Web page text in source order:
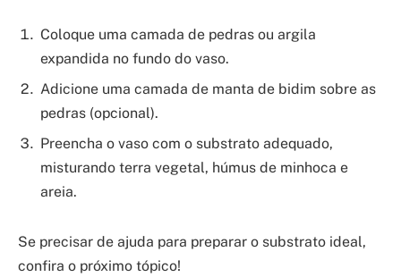
Coloque uma camada de pedras ou argila
expandida no fundo do vaso.
Adicione uma camada de manta de bidim sobre as
pedras (opcional).
Preencha o vaso com o substrato adequado,
misturando terra vegetal, húmus de minhoca e
areia.
Se precisar de ajuda para preparar o substrato ideal,
confira o próximo tópico!